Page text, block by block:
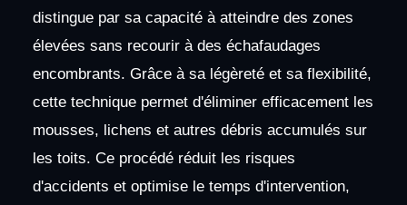
distingue par sa capacité à atteindre des zones
élevées sans recourir à des échafaudages
encombrants. Grâce à sa légèreté et sa flexibilité,
cette technique permet d'éliminer efficacement les
mousses, lichens et autres débris accumulés sur
les toits. Ce procédé réduit les risques
d'accidents et optimise le temps d'intervention,